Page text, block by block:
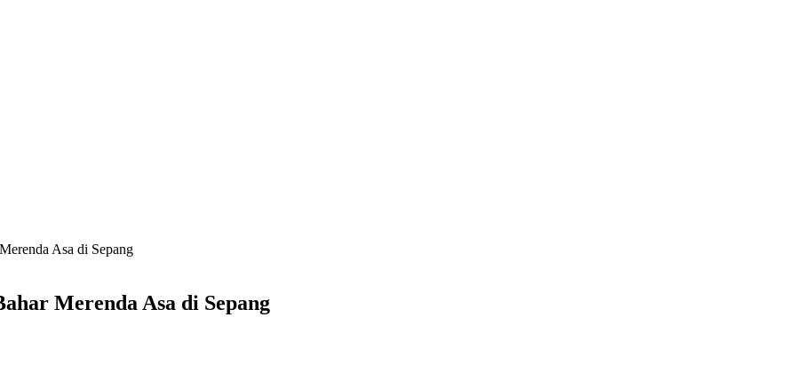
Asa di Sepang
Merenda Asa di Sepang